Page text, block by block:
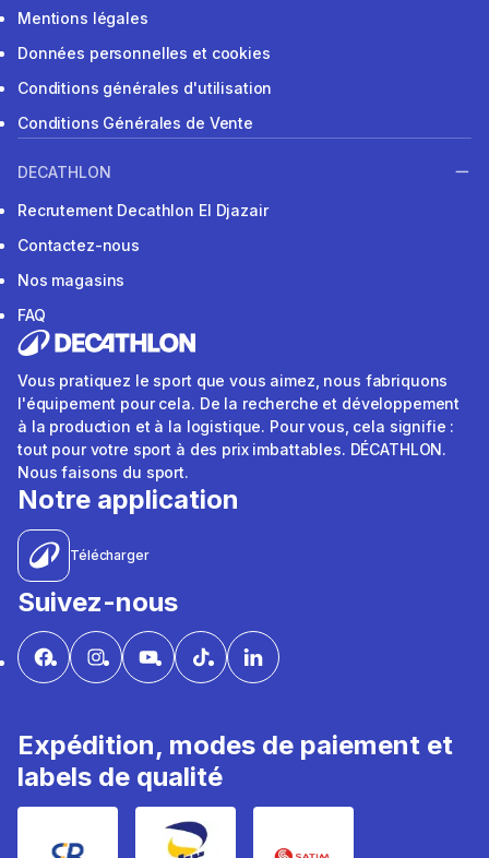
Mentions légales
Données personnelles et cookies
Conditions générales d'utilisation
Conditions Générales de Vente
DECATHLON
Recrutement Decathlon El Djazair
Contactez-nous
Nos magasins
FAQ
Vous pratiquez le sport que vous aimez, nous fabriquons
l'équipement pour cela. De la recherche et développement
à la production et à la logistique. Pour vous, cela signifie :
tout pour votre sport à des prix imbattables. DÉCATHLON.
Nous faisons du sport.
Notre application
Télécharger
Suivez-nous
Expédition, modes de paiement et
labels de qualité